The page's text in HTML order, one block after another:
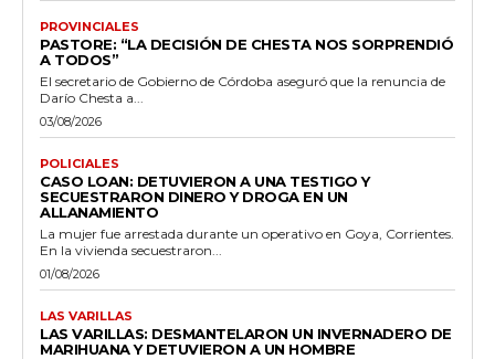
PROVINCIALES
PASTORE: “LA DECISIÓN DE CHESTA NOS SORPRENDIÓ
A TODOS”
El secretario de Gobierno de Córdoba aseguró que la renuncia de
Darío Chesta a...
03/08/2026
POLICIALES
CASO LOAN: DETUVIERON A UNA TESTIGO Y
SECUESTRARON DINERO Y DROGA EN UN
ALLANAMIENTO
La mujer fue arrestada durante un operativo en Goya, Corrientes.
En la vivienda secuestraron...
01/08/2026
LAS VARILLAS
LAS VARILLAS: DESMANTELARON UN INVERNADERO DE
MARIHUANA Y DETUVIERON A UN HOMBRE